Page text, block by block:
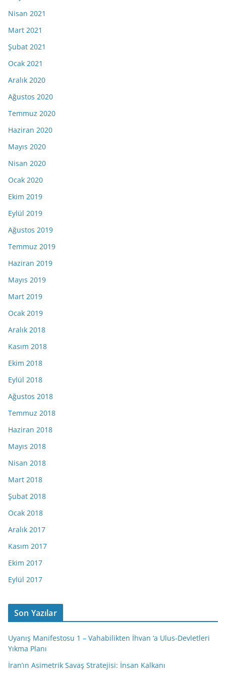
Nisan 2021
Mart 2021
Şubat 2021
Ocak 2021
Aralık 2020
Ağustos 2020
Temmuz 2020
Haziran 2020
Mayıs 2020
Nisan 2020
Ocak 2020
Ekim 2019
Eylül 2019
Ağustos 2019
Temmuz 2019
Haziran 2019
Mayıs 2019
Mart 2019
Ocak 2019
Aralık 2018
Kasım 2018
Ekim 2018
Eylül 2018
Ağustos 2018
Temmuz 2018
Haziran 2018
Mayıs 2018
Nisan 2018
Mart 2018
Şubat 2018
Ocak 2018
Aralık 2017
Kasım 2017
Ekim 2017
Eylül 2017
Son Yazılar
Uyanış Manifestosu 1 – Vahabilikten İhvan ‘a Ulus-Devletleri
Yıkma Planı
İran’ın Asimetrik Savaş Stratejisi: İnsan Kalkanı